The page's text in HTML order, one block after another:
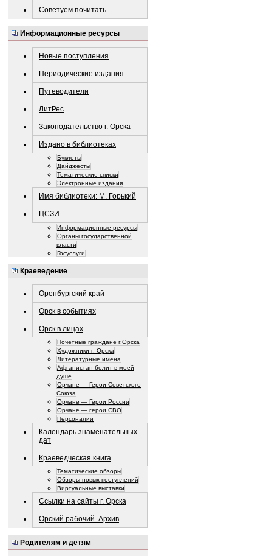
Советуем почитать
Информационные ресурсы
Новые поступления
Периодические издания
Путеводители
ЛитРес
Законодательство г. Орска
Издано в библиотеках
Буклеты
Дайджесты
Тематические списки
Электронные издания
Имя библиотеки: М. Горький
ЦСЗИ
Информационные ресурсы
Органы государственной
власти
Госуслуги
Краеведение
Оренбургский край
Орск в событиях
Орск в лицах
Почетные граждане г.Орска
Художники г. Орска
Литературные имена
Афганистан болит в моей
душе
Орчане — Герои Советского
Союза
Орчане — Герои России
Орчане — герои СВО
Персоналии
Календарь знаменательных
дат
Краеведческая книга
Тематические обзоры
Обзоры новых поступлений
Виртуальные выставки
Ссылки на сайты г. Орска
Орский рабочий. Архив
Родителям и детям